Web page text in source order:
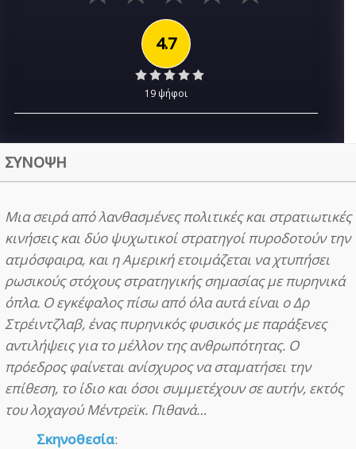
4.7
19 ψήφοι
ΣΥΝΟΨΗ
Μια σειρά από λανθασμένες πολιτικές και στρατιωτικές
κινήσεις και δύο ψυχωτικοί στρατηγοί πυροδοτούν την
ατμόσφαιρα, και η Αμερική ετοιμάζεται να χτυπήσει
ρωσικούς στόχους στρατηγικής σημασίας με πυρηνικά
όπλα. Ο εγκέφαλος πίσω από όλα αυτά είναι ο Δρ
Στρέιντζλαβ, ένας πυρηνικός φυσικός με παράξενες
αντιλήψεις για το μέλλον της ανθρωπότητας. Ο
πρόεδρος φαίνεται ανίσχυρος να σταματήσει την
επίθεση, το ίδιο και όσοι συμμετέχουν σε αυτήν, εκτός
του λοχαγού Μέντρεϊκ. Πιθανά…
Σκηνοθεσία: